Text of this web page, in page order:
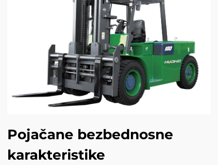
Pojačane bezbednosne
karakteristike